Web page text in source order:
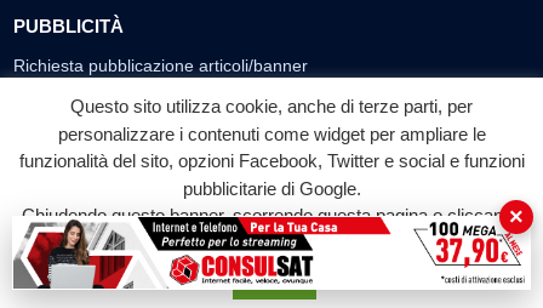
PUBBLICITÀ
Richiesta pubblicazione articoli/banner
SEGUICI SUI SOCIAL
f
Facebook
◎ ▶
YouTube
© 2026 LABTV - Tutti i diritti riservati
Questo sito utilizza cookie, anche di terze parti, per
personalizzare i contenuti come widget per ampliare le
funzionalità del sito, opzioni Facebook, Twitter e social e funzioni
pubblicitarie di Google.
Chiudendo questo banner, scorrendo questa pagina o cliccando
su qualunque suo elemento acconsenti all'uso dei cookie.
Accetta
×